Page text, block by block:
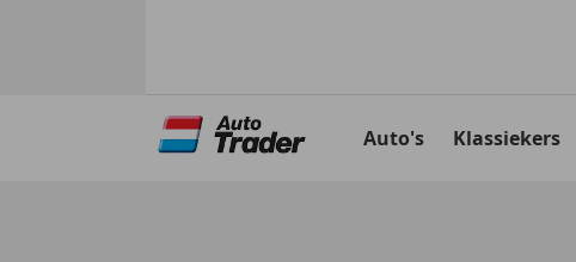
Auto's Klassiekers